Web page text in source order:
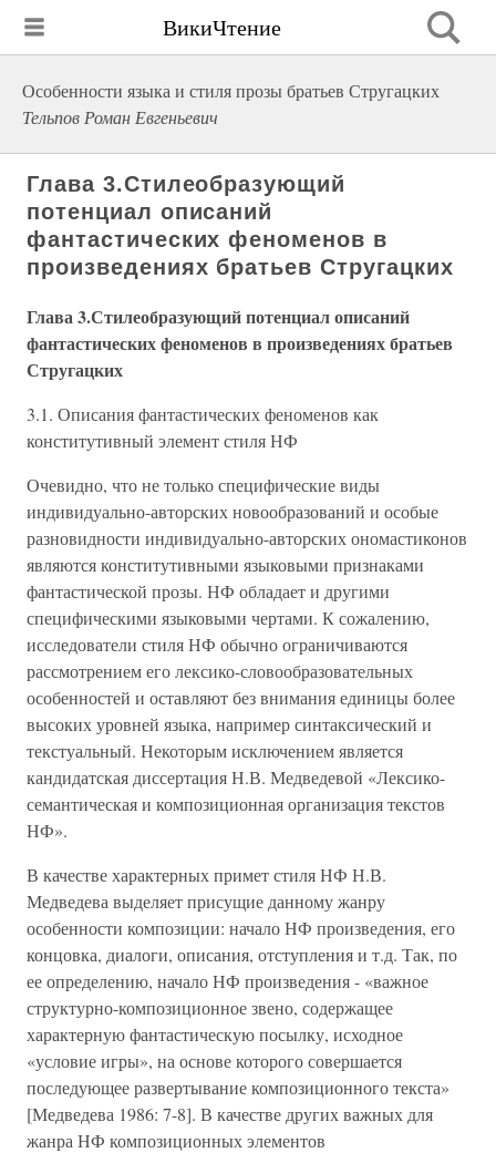
ВикиЧтение
Особенности языка и стиля прозы братьев Стругацких
Тельпов Роман Евгеньевич
Глава 3.Стилеобразующий
потенциал описаний
фантастических феноменов в
произведениях братьев Стругацких
Глава 3.Стилеобразующий потенциал описаний
фантастических феноменов в произведениях братьев
Стругацких
3.1. Описания фантастических феноменов как
конститутивный элемент стиля НФ
Очевидно, что не только специфические виды
индивидуально-авторских новообразований и особые
разновидности индивидуально-авторских ономастиконов
являются конститутивными языковыми признаками
фантастической прозы. НФ обладает и другими
специфическими языковыми чертами. К сожалению,
исследователи стиля НФ обычно ограничиваются
рассмотрением его лексико-словообразовательных
особенностей и оставляют без внимания единицы более
высоких уровней языка, например синтаксический и
текстуальный. Некоторым исключением является
кандидатская диссертация Н.В. Медведевой «Лексико-
семантическая и композиционная организация текстов
НФ».
В качестве характерных примет стиля НФ Н.В.
Медведева выделяет присущие данному жанру
особенности композиции: начало НФ произведения, его
концовка, диалоги, описания, отступления и т.д. Так, по
ее определению, начало НФ произведения - «важное
структурно-композиционное звено, содержащее
характерную фантастическую посылку, исходное
«условие игры», на основе которого совершается
последующее развертывание композиционного текста»
[Медведева 1986: 7-8]. В качестве других важных для
жанра НФ композиционных элементов